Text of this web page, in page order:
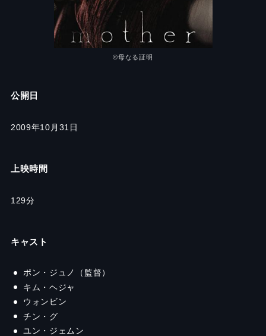
©️母なる証明
公開日
2009年10月31日
上映時間
129分
キャスト
ポン・ジュノ（監督）
キム・ヘジャ
ウォンビン
チン・グ
ユン・ジェムン